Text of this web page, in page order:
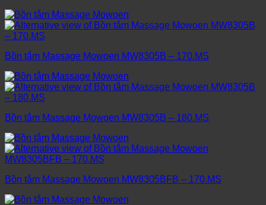
Bồn tắm Massage Mowoen MW8305B – 170.MS
Bồn tắm Massage Mowoen MW8305B – 180.MS
Bồn tắm Massage Mowoen MW8305BFB – 170.MS